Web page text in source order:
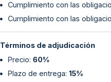
Cumplimiento con las
Cumplimiento con las
Términos de adjudicación
Precio: 60%
Plazo de entrega: 15%